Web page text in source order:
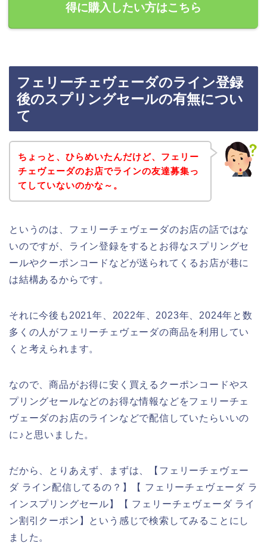
得に購入したい方はこちら
フェリーチェヴェーダのライン登録
後のスプリングセールの有無につい
て
ちょっと、ひらめいたんだけど、フェリー
チェヴェーダのお店でラインの友達募集っ
てしていないのかな～。
というのは、フェリーチェヴェーダのお店の話ではな
いのですが、ライン登録をするとお得なスプリングセ
ールやクーポンコードなどが送られてくるお店が巷に
は結構あるからです。
それに今後も2021年、2022年、2023年、2024年と数
多くの人がフェリーチェヴェーダの商品を利用してい
くと考えられます。
なので、商品がお得に安く買えるクーポンコードやス
プリングセールなどのお得な情報などをフェリーチェ
ヴェーダのお店のラインなどで配信していたらいいの
に♪と思いました。
だから、とりあえず、まずは、【フェリーチェヴェー
ダ ライン配信してるの？】【 フェリーチェヴェーダ ラ
インスプリングセール】【 フェリーチェヴェーダ ライ
ン割引クーポン】という感じで検索してみることにし
ました。